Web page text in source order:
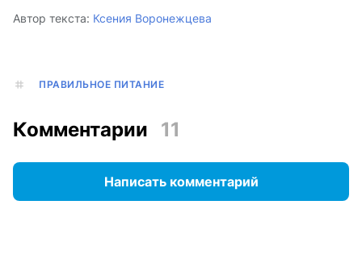
Автор текста: Ксения Воронежцева
ПРАВИЛЬНОЕ ПИТАНИЕ
Комментарии 11
Написать комментарий